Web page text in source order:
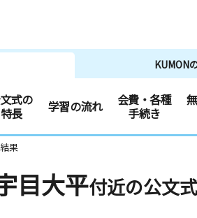
KUMON
式の
特長
学習の流れ
会費・各種
手続き
果
目大平付近の公文